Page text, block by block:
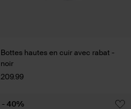
Bottes hautes en cuir avec rabat -
noir
209.99
- 40%